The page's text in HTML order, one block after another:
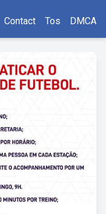
Contact Tos DMCA